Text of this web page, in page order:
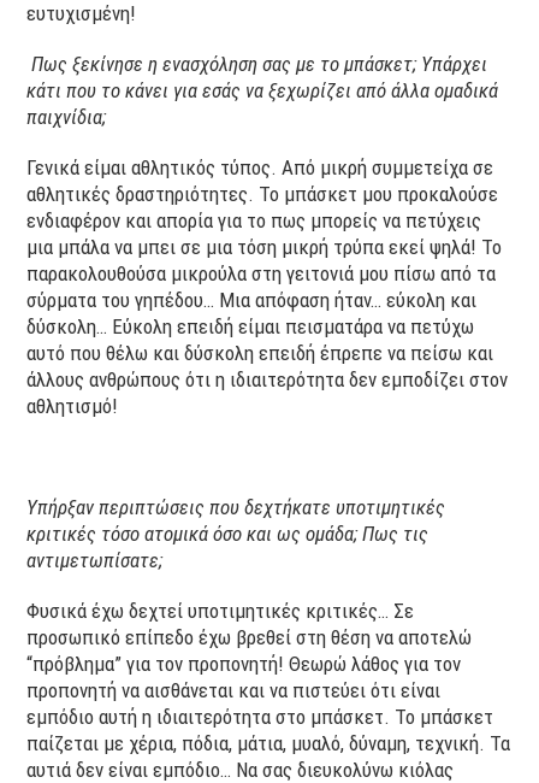
ευτυχισμένη!
Πως ξεκίνησε η ενασχόληση σας με το μπάσκετ; Υπάρχει
κάτι που το κάνει για εσάς να ξεχωρίζει από άλλα ομαδικά
παιχνίδια;
Γενικά είμαι αθλητικός τύπος. Από μικρή συμμετείχα σε
αθλητικές δραστηριότητες. Το μπάσκετ μου προκαλούσε
ενδιαφέρον και απορία για το πως μπορείς να πετύχεις
μια μπάλα να μπει σε μια τόση μικρή τρύπα εκεί ψηλά! Το
παρακολουθούσα μικρούλα στη γειτονιά μου πίσω από τα
σύρματα του γηπέδου… Μια απόφαση ήταν… εύκολη και
δύσκολη… Εύκολη επειδή είμαι πεισματάρα να πετύχω
αυτό που θέλω και δύσκολη επειδή έπρεπε να πείσω και
άλλους ανθρώπους ότι η ιδιαιτερότητα δεν εμποδίζει στον
αθλητισμό!
Υπήρξαν περιπτώσεις που δεχτήκατε υποτιμητικές
κριτικές τόσο ατομικά όσο και ως ομάδα; Πως τις
αντιμετωπίσατε;
Φυσικά έχω δεχτεί υποτιμητικές κριτικές… Σε
προσωπικό επίπεδο έχω βρεθεί στη θέση να αποτελώ
“πρόβλημα” για τον προπονητή! Θεωρώ λάθος για τον
προπονητή να αισθάνεται και να πιστεύει ότι είναι
εμπόδιο αυτή η ιδιαιτερότητα στο μπάσκετ. Το μπάσκετ
παίζεται με χέρια, πόδια, μάτια, μυαλό, δύναμη, τεχνική. Τα
αυτιά δεν είναι εμπόδιο… Να σας διευκολύνω κιόλας